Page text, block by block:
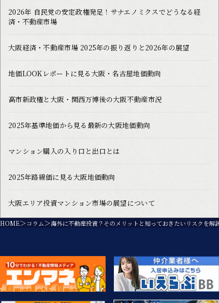
2026年 自民党の安定政権発足！サナエノミクスでどうなる経
済・不動産市場
大阪経済・不動産市場 2025年の振り返りと2026年の展望
地価LOOKレポートに見る大阪・名古屋地価動向
高市新政権と大阪・関西万博後の大阪不動産市況
2025年基準地価から見る最新の大阪地価動向
マンション購入の入り口と出口とは
2025年路線価に見る大阪地価動向
大阪エリア投資マンション市場の展望について
HOME コラム 海外に不動産投資？そのメリットと知っておきたいリスクを解